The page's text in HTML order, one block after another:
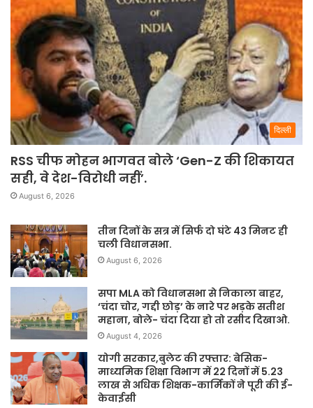
दिल्ली
RSS चीफ मोहन भागवत बोले ‘Gen-Z की शिकायत
सही, वे देश-विरोधी नहीं’.
August 6, 2026
तीन दिनों के सत्र में सिर्फ दो घंटे 43 मिनट ही
चली विधानसभा.
August 6, 2026
सपा MLA को विधानसभा से निकाला बाहर,
‘चंदा चोर, गद्दी छोड़’ के नारे पर भड़के सतीश
महाना, बोले- चंदा दिया हो तो रसीद दिखाओ.
August 4, 2026
योगी सरकार,बुलेट की रफ्तार: बेसिक-
माध्यमिक शिक्षा विभाग में 22 दिनों में 5.23
लाख से अधिक शिक्षक-कार्मिकों ने पूरी की ई-
केवाईसी